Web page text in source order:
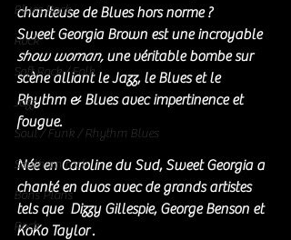
Blues Rock
Rock
Soft Rock / Folk
Jazz
Soul / Funk / Rhythm Blues
Southern rock
Bons Plans
Rock
chanteuse de Blues hors norme ?
Sweet Georgia Brown est une incroyable
show woman, une véritable bombe sur
scène alliant le Jazz, le Blues et le
Rhythm & Blues avec impertinence et
fougue.
Née en Caroline du Sud, Sweet Georgia a
chanté en duos avec de grands artistes
tels que  Dizzy Gillespie, George Benson et
KoKo Taylor .